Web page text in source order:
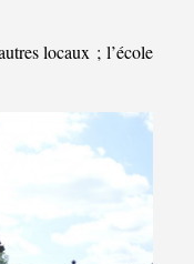
locaux ; l’école